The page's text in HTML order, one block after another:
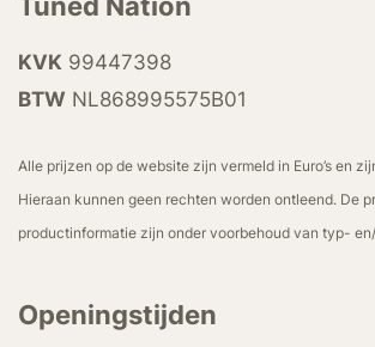
KVK 99447398
BTW NL868995575B01
Alle prijzen op de website zijn vermeld in Euro’s en
Hieraan kunnen geen rechten worden ontleend. De
productinformatie zijn onder voorbehoud van typ-
Openingstijden